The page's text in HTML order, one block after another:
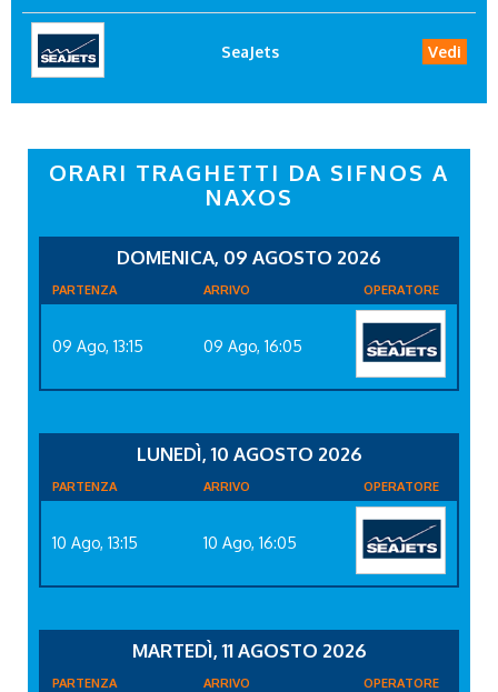
SeaJets Vedi
ORARI TRAGHETTI DA SIFNOS A
NAXOS
DOMENICA, 09 AGOSTO 2026
PARTENZA ARRIVO OPERATORE
09 Ago, 13:15 09 Ago, 16:05
LUNEDÌ, 10 AGOSTO 2026
PARTENZA ARRIVO OPERATORE
10 Ago, 13:15 10 Ago, 16:05
MARTEDÌ, 11 AGOSTO 2026
PARTENZA ARRIVO OPERATORE